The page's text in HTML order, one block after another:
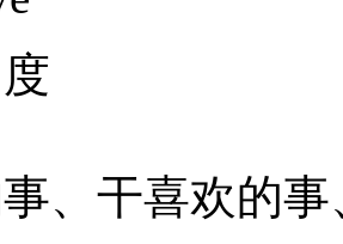
、干喜欢的